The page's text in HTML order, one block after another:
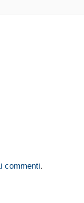
commenti.